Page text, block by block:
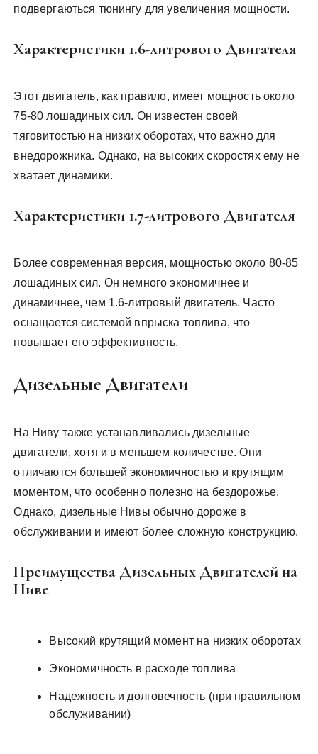
подвергаються тюнингу для увеличения мощности.
Характеристики 1.6-литрового Двигателя
Этот двигатель, как правило, имеет мощность около
75-80 лошадиных сил. Он известен своей
тяговитостью на низких оборотах, что важно для
внедорожника. Однако, на высоких скоростях ему не
хватает динамики.
Характеристики 1.7-литрового Двигателя
Более современная версия, мощностью около 80-85
лошадиных сил. Он немного экономичнее и
динамичнее, чем 1.6-литровый двигатель. Часто
оснащается системой впрыска топлива, что
повышает его эффективность.
Дизельные Двигатели
На Ниву также устанавливались дизельные
двигатели, хотя и в меньшем количестве. Они
отличаются большей экономичностью и крутящим
моментом, что особенно полезно на бездорожье.
Однако, дизельные Нивы обычно дороже в
обслуживании и имеют более сложную конструкцию.
Преимущества Дизельных Двигателей на
Ниве
Высокий крутящий момент на низких оборотах
Экономичность в расходе топлива
Надежность и долговечность (при правильном
обслуживании)